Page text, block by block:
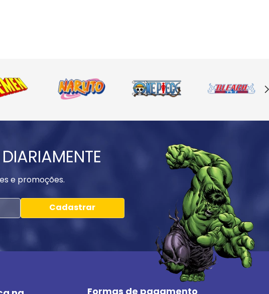
e promoções.
Cadastrar
Formas de pagamento